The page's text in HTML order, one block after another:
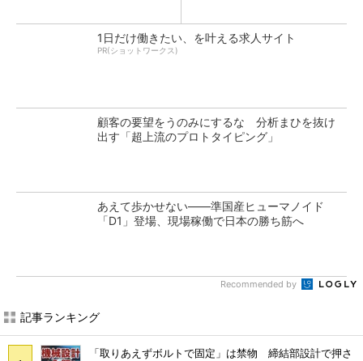
1日だけ働きたい、を叶える求人サイト
PR(ショットワークス)
顧客の要望をうのみにするな 分析まひを抜け
出す「超上流のプロトタイピング」
あえて歩かせない――準国産ヒューマノイド
「D1」登場、現場稼働で日本の勝ち筋へ
Recommended by
記事ランキング
「取りあえずボルトで固定」は禁物 締結部設計で押さ